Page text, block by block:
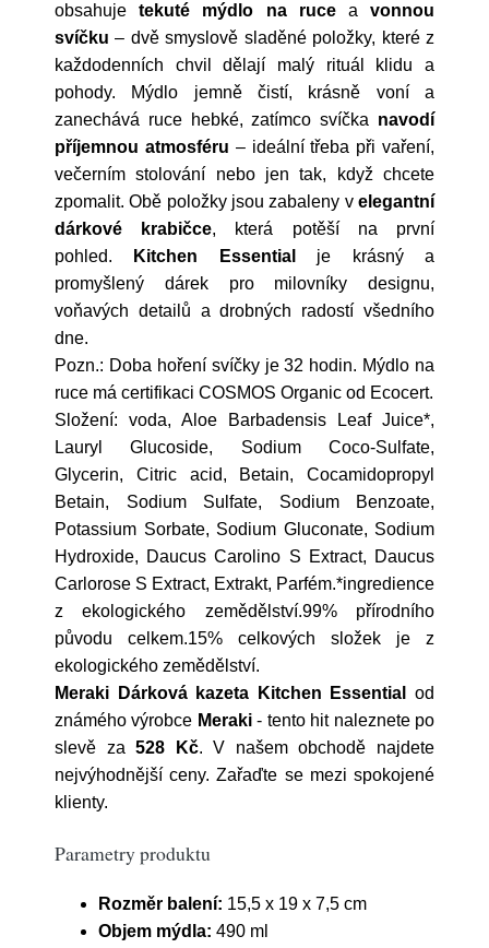
obsahujetekuté mýdlo na ruceavonnou
svíčku – dvě smyslově sladěné položky, které z
každodenních chvil dělají malý rituál klidu a
pohody. Mýdlo jemně čistí, krásně voní a
zanechává ruce hebké, zatímco svíčka navodí
příjemnou atmosféru – ideální třeba při vaření,
večerním stolování nebo jen tak, když chcete
zpomalit. Obě položky jsou zabaleny v elegantní
dárkové krabičce, která potěší na první
pohled.
Kitchen Essential
je krásný a
promyšlený dárek pro milovníky designu,
voňavých detailů a drobných radostí všedního
dne.
Pozn.: Doba hoření svíčky je 32 hodin. Mýdlo na
ruce má certifikaci COSMOS Organic od Ecocert.
Složení: voda, Aloe Barbadensis Leaf Juice*,
Lauryl Glucoside, Sodium Coco-Sulfate,
Glycerin, Citric acid, Betain, Cocamidopropyl
Betain, Sodium Sulfate, Sodium Benzoate,
Potassium Sorbate, Sodium Gluconate, Sodium
Hydroxide, Daucus Carolino S Extract, Daucus
Carlorose S Extract, Extrakt, Parfém.*ingredience
z ekologického zemědělství.99% přírodního
původu celkem.15% celkových složek je z
ekologického zemědělství.
Meraki Dárková kazeta Kitchen Essential
od
známého výrobce Meraki- tento hit naleznete po
slevě za528 Kč. V našem obchodě najdete
nejvýhodnější ceny. Zařaďte se mezi spokojené
klienty.
Parametry produktu
Rozměr balení: 15,5 x 19 x 7,5 cm
Objem mýdla: 490 ml